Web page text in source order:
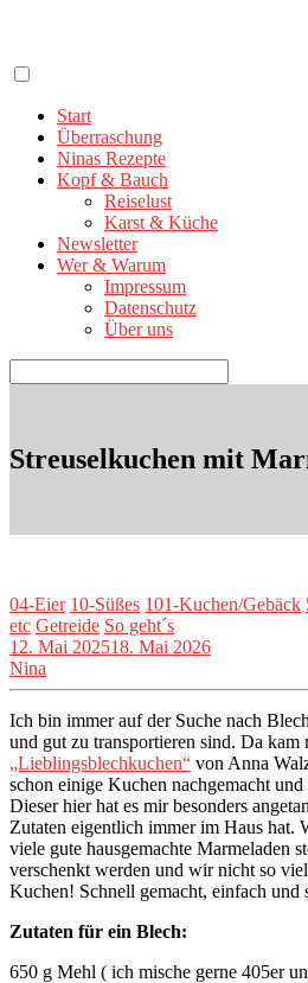
springen
Start
Überraschung
Ninas Rezepte
Kopf & Bauch
Reiselust
Karst & Küche
Newsletter
Wer & Warum
Impressum
Datenschutz
Über uns
nach:
Streuselkuchen mit
04-Eier 10-Süßes 101-Kuchen/Gebäck
etc Getreide So geht´s
12. Mai 202518. Mai 2026
Nina
Ich bin immer auf der Suche nach
und gut zu transportieren sind. Da kam
„Lieblingsblechkuchen“ von Anna
schon einige Kuchen nachgemacht
Dieser hier hat es mir besonders
Zutaten eigentlich immer im Haus hat.
viele gute hausgemachte Marmeladen
verschenkt werden und wir nicht so
Kuchen! Schnell gemacht, einfach und
Zutaten für ein Blech:
650 g Mehl ( ich mische gerne 405er